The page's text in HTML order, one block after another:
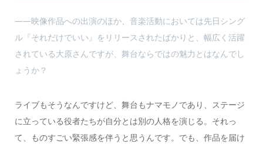
――映像作品への出演のほか、音楽活動においては先日シング
ル『それだけでいい』をリリースされたばかりと、幅広く活躍
されている大原さんですが、舞台ならではの魅力とはなんでし
ょうか？
ライブもそうなんですけど、舞台もナマモノであり、ステージ
に立っている役者たちが自分とは別の人格を演じる。それっ
て、ものすごい緊張感を伴うと思うんです。でも、作品を届け